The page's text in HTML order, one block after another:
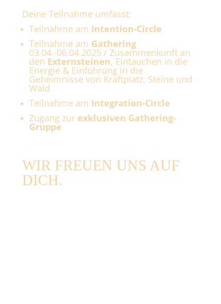
Deine Teilnahme umfasst:
Teilnahme am Intention-Circle
Teilnahme am Gathering
03.04.-06.04.2025 / Zusammenkunft an
den Externsteinen, Eintauchen in die
Energie & Einführung in die
Geheimnisse von Kraftplatz, Steine und
Wald
Teilnahme am Integration-Circle
Zugang zur exklusiven Gathering-
Gruppe
WIR FREUEN UNS AUF
DICH.